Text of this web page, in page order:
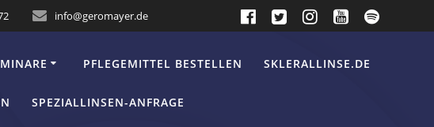
info@geromayer.de
PFLEGEMITTEL BESTELLEN SKLERALLINSE.DE
SPEZIALLINSEN-ANFRAGE